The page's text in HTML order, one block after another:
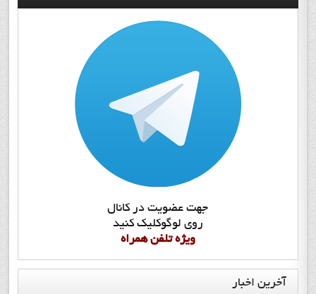
جهت عضويت در کانال
روي لوگوکليک کنيد
ويژه تلفن همراه
آخرین اخبار